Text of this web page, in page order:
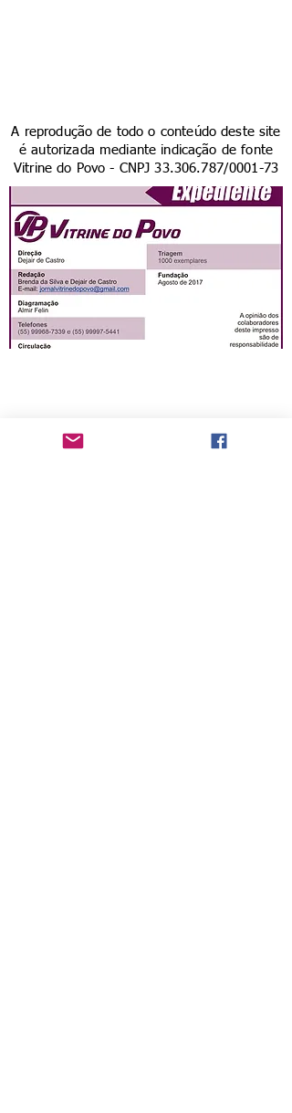
A reprodução de todo o conteúdo deste site
é autorizada mediante indicação de fonte
Vitrine do Povo - CNPJ33.306.787/0001-73